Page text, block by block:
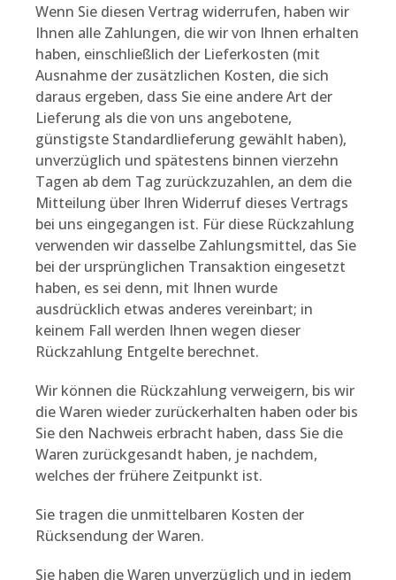
Wenn Sie diesen Vertrag widerrufen, haben wir
Ihnen alle Zahlungen, die wir von Ihnen erhalten
haben, einschließlich der Lieferkosten (mit
Ausnahme der zusätzlichen Kosten, die sich
daraus ergeben, dass Sie eine andere Art der
Lieferung als die von uns angebotene,
günstigste Standardlieferung gewählt haben),
unverzüglich und spätestens binnen vierzehn
Tagen ab dem Tag zurückzuzahlen, an dem die
Mitteilung über Ihren Widerruf dieses Vertrags
bei uns eingegangen ist. Für diese Rückzahlung
verwenden wir dasselbe Zahlungsmittel, das Sie
bei der ursprünglichen Transaktion eingesetzt
haben, es sei denn, mit Ihnen wurde
ausdrücklich etwas anderes vereinbart; in
keinem Fall werden Ihnen wegen dieser
Rückzahlung Entgelte berechnet.
Wir können die Rückzahlung verweigern, bis wir
die Waren wieder zurückerhalten haben oder bis
Sie den Nachweis erbracht haben, dass Sie die
Waren zurückgesandt haben, je nachdem,
welches der frühere Zeitpunkt ist.
Sie tragen die unmittelbaren Kosten der
Rücksendung der Waren.
Sie haben die Waren unverzüglich und in jedem